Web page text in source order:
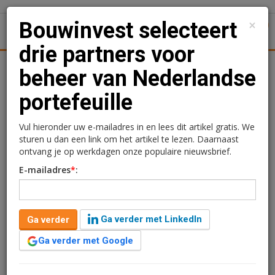
Nieuws Uitgelicht Woningmarkt
Bouwinvest selecteert
drie partners voor beheer
van Nederlandse
portefeuille
Redactie 17 juli 2025 om 14:20 1 minuut leestijd
Bouwinvest Real Estate Investors heeft Cushman &
Wakefield, MVGM en vb&t Vastgoedmanagement
×
Bouwinvest selecteert
drie partners voor
beheer van Nederlandse
portefeuille
Vul hieronder uw e-mailadres in en lees dit artikel gratis. We
sturen u dan een link om het artikel te lezen. Daarnaast
ontvang je op werkdagen onze populaire nieuwsbrief.
E-mailadres*:
Ga verder
Ga verder met LinkedIn
Ga verder met Google